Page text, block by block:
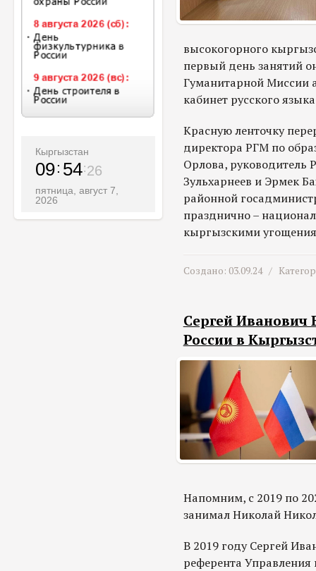
Кыргызстан
09 54 28
пятница, август 7,
2026
высокогорного
первый день занятий
Гуманитарной Миссии
кабинет русского
Красную ленточку
директора РГМ по
Орлова, руководитель
Зульхарнеев и Эрмек
районной
празднично –
кыргызскими
Создано: 03.09.24 /
Сергей Иванович
России в
Напомним, с 2019 по
занимал Николай
В 2019 году Сергей
референта